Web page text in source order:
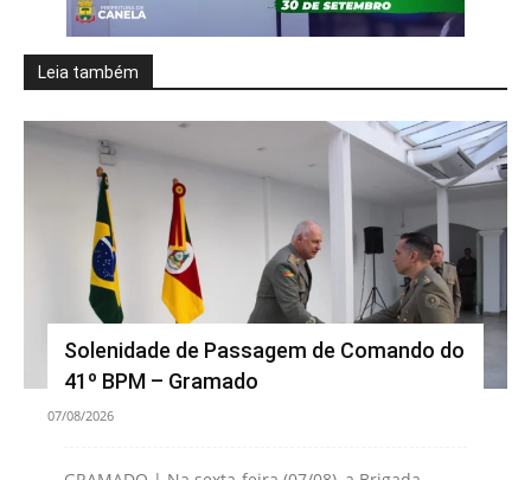
Leia também
Solenidade de Passagem de Comando do
41º BPM – Gramado
07/08/2026